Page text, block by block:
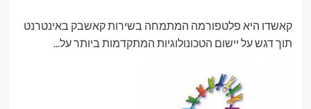
קאשדו היא פלטפורמה המתמחה בשירות קאשבק באינטרנט
תוך דגש על יישום הטכונולוגיות המתקדמות ביותר על...